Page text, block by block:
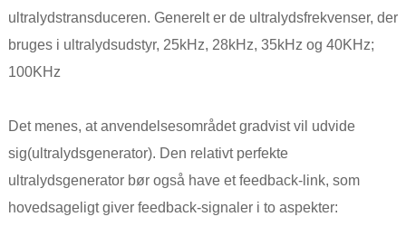
ultralydstransduceren. Generelt er de ultralydsfrekvenser, der
bruges i ultralydsudstyr, 25kHz, 28kHz, 35kHz og 40KHz;
100KHz
Det menes, at anvendelsesområdet gradvist vil udvide
sig(ultralydsgenerator). Den relativt perfekte
ultralydsgenerator bør også have et feedback-link, som
hovedsageligt giver feedback-signaler i to aspekter: